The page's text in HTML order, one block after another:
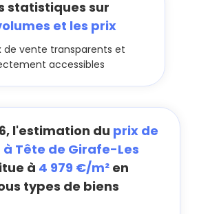
statistiques sur
et les prix
de vente transparents et
accessibles
l'estimation du prix de
Tête de Girafe-Les
à 4 979 €/m² en
types de biens